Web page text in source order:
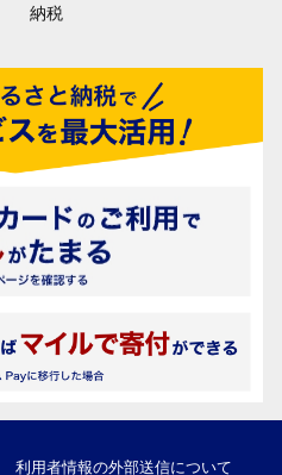
納税
利用者情報の外部送信について